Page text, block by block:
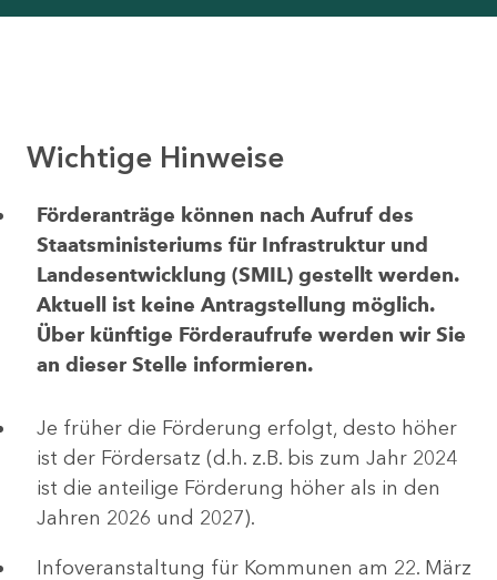
Wichtige Hinweise
Förderanträge können nach Aufruf des
Staatsministeriums für Infrastruktur und
Landesentwicklung (SMIL) gestellt werden.
Aktuell ist keine Antragstellung möglich.
Über künftige Förderaufrufe werden wir Sie
an dieser Stelle informieren.
Je früher die Förderung erfolgt, desto höher
ist der Fördersatz (d.h. z.B. bis zum Jahr 2024
ist die anteilige Förderung höher als in den
Jahren 2026 und 2027).
Infoveranstaltung für Kommunen am 22. März